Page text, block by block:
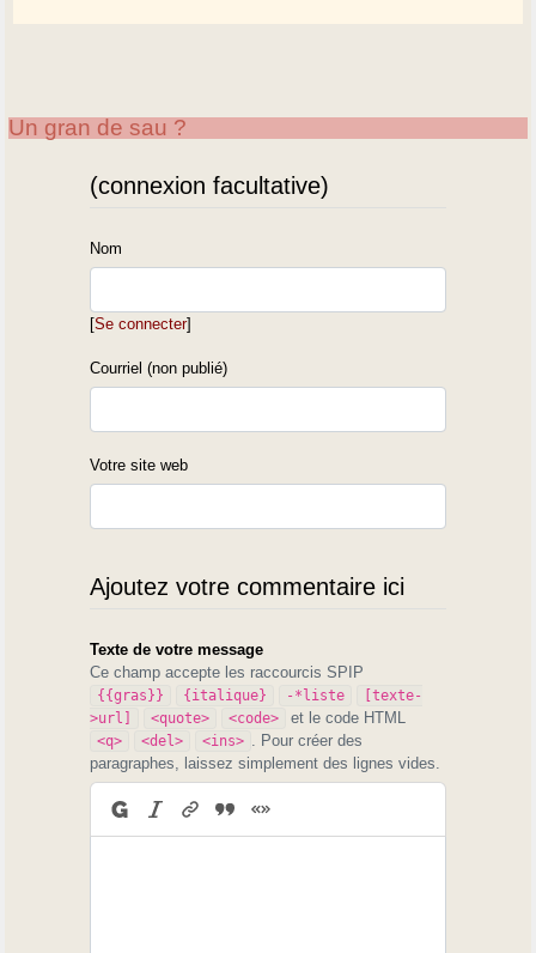
Un gran de sau ?
(connexion facultative)
Nom
[Se connecter]
Courriel (non publié)
Votre site web
Ajoutez votre commentaire ici
Texte de votre message
Ce champ accepte les raccourcis SPIP
{{gras}} {italique} -*liste
[texte-
>url]
<quote> <code> et le code HTML
<q> <del> <ins>
. Pour créer des
paragraphes, laissez simplement des lignes vides.